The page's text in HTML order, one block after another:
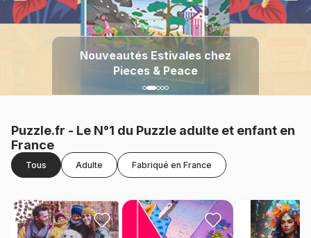
Nouveautés Estivales chez
Pieces & Peace
Cobble Hill : Arrivage de
Nouveaux Puzzles
A la Découverte des
Nouveautés Magnolia
Grafika : Nouveaux
incontournables pour votre
puzzlethèque
Puzzle.fr - Le N°1 du Puzzle adulte et enfant en
France
Tous Adulte Fabriqué en France